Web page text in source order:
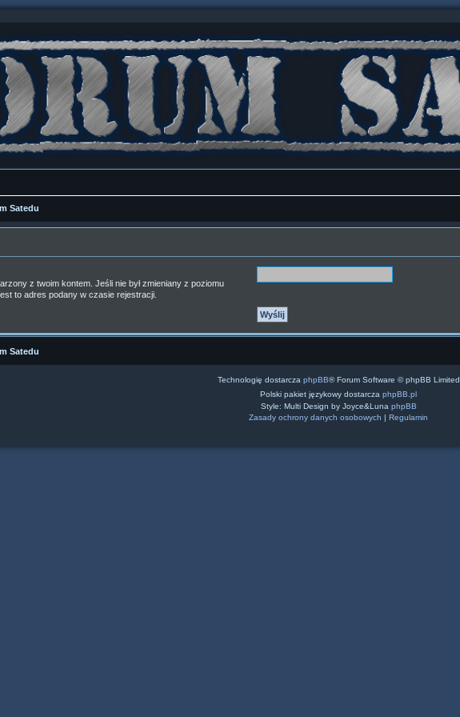
Satedu
z twoim kontem. Jeśli nie był zmieniany z poziomu
to adres podany w czasie rejestracji.
Satedu
Technologię dostarcza phpBB® Forum Software © phpBB Limited
Polski pakiet językowy dostarcza phpBB.pl
Style: Multi Design by Joyce&Luna phpBB
Zasady ochrony danych osobowych | Regulamin